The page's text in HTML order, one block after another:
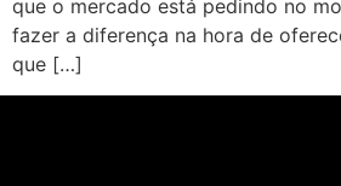
que o mercado está pedindo no
fazer a diferença na hora de
que […]